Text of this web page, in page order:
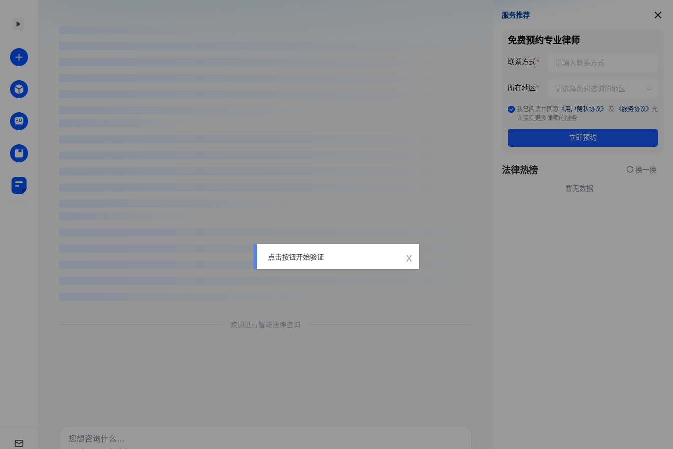
欢迎进行智能法律咨询
服务推荐
服务推荐
免费预约专业律师
联系方式
所在地区
我已阅读并同意 《用户隐私协议》 及 《服务协议》 允
许接受更多律师的服务
立即预约
法律热榜 换一换
暂无数据
点击按钮开始验证 x